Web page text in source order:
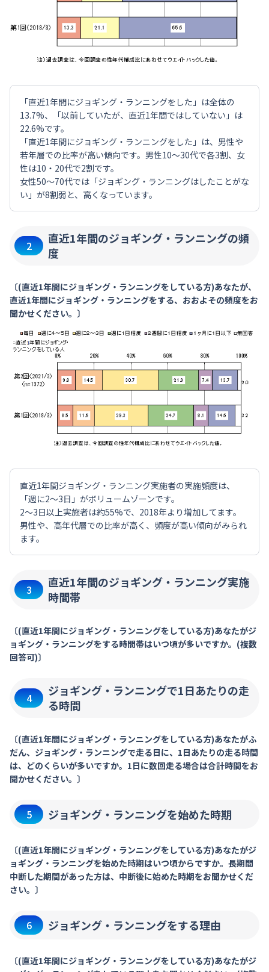
「直近1年間にジョギング・ランニングをした」は全体の
13.7%、「以前していたが、直近1年間ではしていない」は
22.6%です。
「直近1年間にジョギング・ランニングをした」は、男性や
若年層での比率が高い傾向です。男性10～30代で各3割、女
性は10・20代で2割です。
女性50～70代では「ジョギング・ランニングはしたことがな
い」が8割弱と、高くなっています。
2
直近1年間のジョギング・ランニングの頻
度
〔(直近1年間にジョギング・ランニングをしている方)あなたが、
直近1年間にジョギング・ランニングをする、おおよその頻度をお
聞かせください。〕
直近1年間ジョギング・ランニング実施者の実施頻度は、
「週に2～3日」がボリュームゾーンです。
2～3日以上実施者は約55%で、2018年より増加してます。
男性や、高年代層での比率が高く、頻度が高い傾向がみられ
ます。
3
直近1年間のジョギング・ランニング実施
時間帯
〔(直近1年間にジョギング・ランニングをしている方)あなたがジ
ョギング・ランニングをする時間帯はいつ頃が多いですか。(複数
回答可)〕
4
ジョギング・ランニングで1日あたりの走
る時間
〔(直近1年間にジョギング・ランニングをしている方)あなたがふ
だん、ジョギング・ランニングで走る日に、1日あたりの走る時間
は、どのくらいが多いですか。1日に数回走る場合は合計時間をお
聞かせください。〕
5 ジョギング・ランニングを始めた時期
〔(直近1年間にジョギング・ランニングをしている方)あなたがジ
ョギング・ランニングを始めた時期はいつ頃からですか。長期間
中断した期間があった方は、中断後に始めた時期をお聞かせくだ
さい。〕
6 ジョギング・ランニングをする理由
〔(直近1年間にジョギング・ランニングをしている方)あなたがジ